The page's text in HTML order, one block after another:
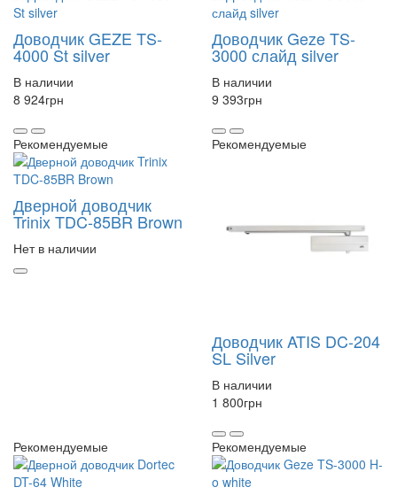
Доводчик GEZE TS-
4000 St silver
В наличии
8 924грн
Доводчик Geze TS-
3000 слайд silver
В наличии
9 393грн
Рекомендуемые
Дверной доводчик
Trinix TDC-85BR Brown
Нет в наличии
Рекомендуемые
Доводчик ATIS DC-204
SL Silver
В наличии
1 800грн
Рекомендуемые Рекомендуемые